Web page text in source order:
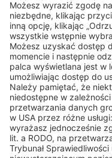
© 2026
Sitemap
Dostosuj
Nota prawna
Privacy